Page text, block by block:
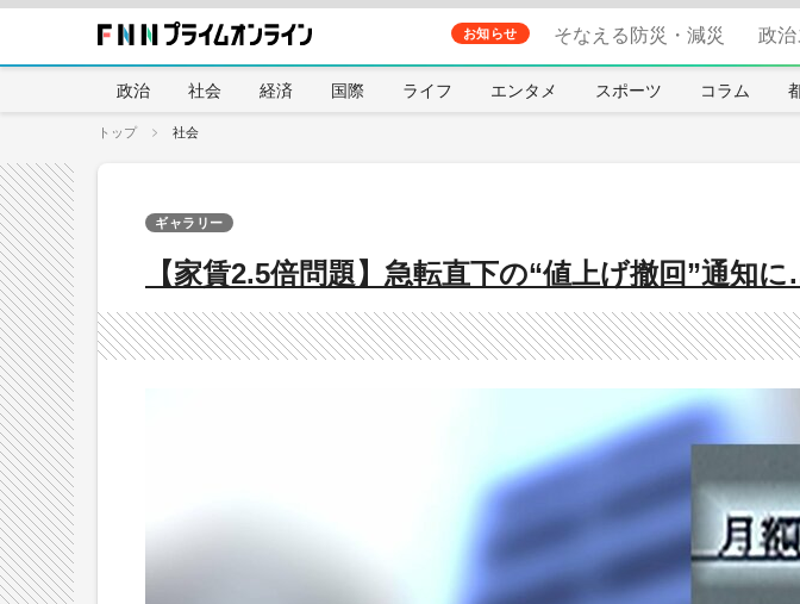
お知らせ そなえる防災・減災 政
政治 社会 経済 国際 ライフ エンタメ スポーツ コラム
トップ 社会
【家賃2.5倍問題】急転直下の“値上げ撤回”通知
ギャラリー